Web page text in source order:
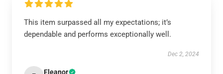
This item surpassed all my expectations; it’s
dependable and performs exceptionally well.
Dec 2, 2024
Eleanor